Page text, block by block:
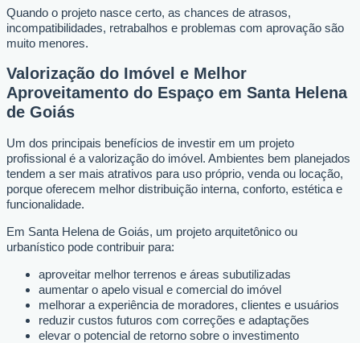
Quando o projeto nasce certo, as chances de atrasos,
incompatibilidades, retrabalhos e problemas com aprovação são
muito menores.
Valorização do Imóvel e Melhor
Aproveitamento do Espaço em Santa Helena
de Goiás
Um dos principais benefícios de investir em um projeto
profissional é a valorização do imóvel. Ambientes bem planejados
tendem a ser mais atrativos para uso próprio, venda ou locação,
porque oferecem melhor distribuição interna, conforto, estética e
funcionalidade.
Em Santa Helena de Goiás, um projeto arquitetônico ou
urbanístico pode contribuir para:
aproveitar melhor terrenos e áreas subutilizadas
aumentar o apelo visual e comercial do imóvel
melhorar a experiência de moradores, clientes e usuários
reduzir custos futuros com correções e adaptações
elevar o potencial de retorno sobre o investimento